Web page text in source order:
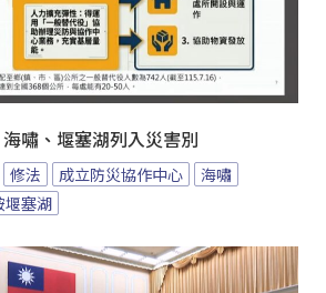
嘯、堰塞湖列入災害別
修法 成立防災協作中心
海嘯
堰塞湖